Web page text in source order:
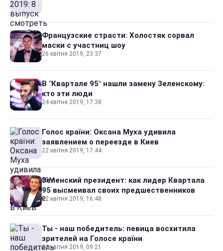
Французские страсти: Холостяк сорвал
маски с участниц шоу
26 квітня 2019, 23:37
В "Квартале 95" нашли замену Зеленскому:
кто эти люди
24 квітня 2019, 17:38
Голос країни: Оксана Муха удивила
заявлением о переезде в Киев
22 квітня 2019, 17:44
Зеленский президент: как лидер Квартала
95 высмеивал своих предшественников
22 квітня 2019, 16:48
Ты - наш победитель: певица восхитила
зрителей на Голосе країни
22 квітня 2019, 09:21